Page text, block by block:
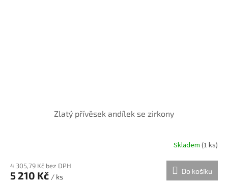
Zlatý přívěsek andílek se zirkony
Skladem (1 ks)
4 305,79 Kč bez DPH
5 210 Kč / ks
Do košíku